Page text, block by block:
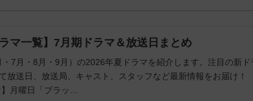
マ一覧】7月期ドラマ＆放送日まとめ
7月・8月・9月）の2026年夏ドラマを紹介します。注目の新ド
放送日、放送局、キャスト、スタッフなど最新情報をお届け！
】月曜日「ブラッ…